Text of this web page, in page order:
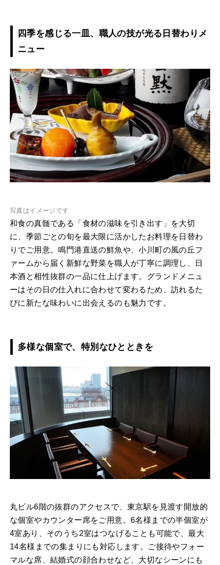
四季を感じる一皿、職人の技が光る日替わりメ
ニュー
写真はイメージです
和食の真髄である「食材の滋味を引き出す」を大切
に、季節ごとの旬を最大限に活かしたお料理を日替わ
りでご用意。鳴門港直送の鮮魚や、小川町の風の丘フ
ァームから届く新鮮な野菜を職人が丁寧に調理し、日
本酒と相性抜群の一品に仕上げます。グランドメニュ
ーはその日の仕入れに合わせて変わるため、訪れるた
びに新たな味わいに出会えるのも魅力です。
多様な個室で、特別なひとときを
丸ビル6階の抜群のアクセスで、東京駅を見渡す開放的
な個室やカウンター席をご用意。6名様までの半個室が
4室あり、そのうち2室はつなげることも可能で、最大
14名様までの集まりにも対応します。ご接待やフォー
マルな席、結婚式の顔合わせなど、大切なシーンにも